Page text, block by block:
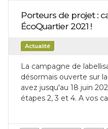
Porteurs de projet :
ÉcoQuartier 2021 !
Actualité
La campagne de
désormais ouverte sur
avez jusqu'au 18 juin
étapes 2, 3 et 4. A vos